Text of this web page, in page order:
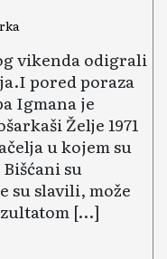
vikenda odigrali
pored poraza
Igmana je
Želje 1971
u kojem su
su
su slavili, može
[…]